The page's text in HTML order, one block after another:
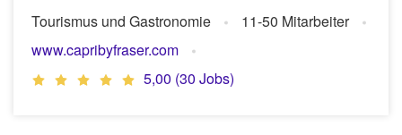
Tourismus und Gastronomie
11-50 Mitarbeiter
www.capribyfraser.com
5,00 (30 Jobs)